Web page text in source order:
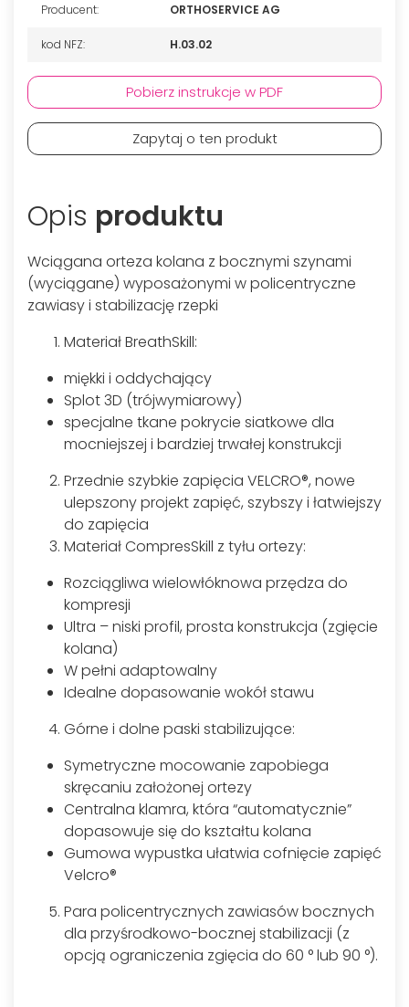
Producent: ORTHOSERVICE AG
kod NFZ: H.03.02
Pobierz instrukcje w PDF
Zapytaj o ten produkt
Opis produktu
Wciągana orteza kolana z bocznymi szynami
(wyciągane) wyposażonymi w policentryczne
zawiasy i stabilizację rzepki
Materiał BreathSkill:
miękki i oddychający
Splot 3D (trójwymiarowy)
specjalne tkane pokrycie siatkowe dla
mocniejszej i bardziej trwałej konstrukcji
Przednie szybkie zapięcia VELCRO®, nowe
ulepszony projekt zapięć, szybszy i łatwiejszy
do zapięcia
Materiał CompresSkill z tyłu ortezy:
Rozciągliwa wielowłóknowa przędza do
kompresji
Ultra – niski profil, prosta konstrukcja (zgięcie
kolana)
W pełni adaptowalny
Idealne dopasowanie wokół stawu
Górne i dolne paski stabilizujące:
Symetryczne mocowanie zapobiega
skręcaniu założonej ortezy
Centralna klamra, która “automatycznie”
dopasowuje się do kształtu kolana
Gumowa wypustka ułatwia cofnięcie zapięć
Velcro®
Para policentrycznych zawiasów bocznych
dla przyśrodkowo-bocznej stabilizacji (z
opcją ograniczenia zgięcia do 60 ° lub 90 °).